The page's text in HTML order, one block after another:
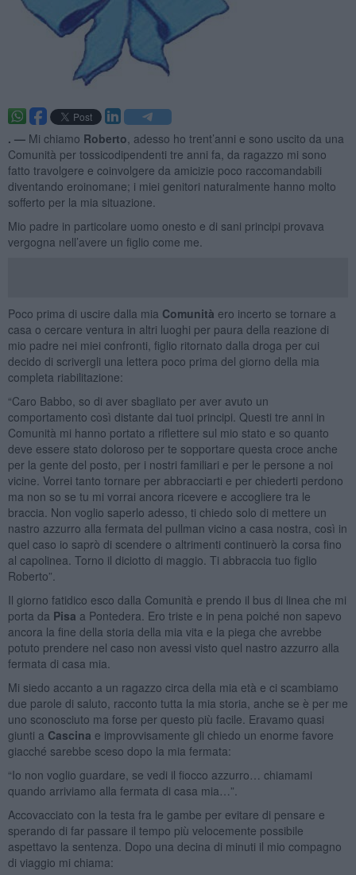
. — Mi chiamo Roberto , adesso ho trent’anni e sono uscito da una
Comunità per tossicodipendenti tre anni fa, da ragazzo mi sono
fatto travolgere e coinvolgere da amicizie poco raccomandabili
diventando eroinomane; i miei genitori naturalmente hanno molto
sofferto per la mia situazione.
Mio padre in particolare uomo onesto e di sani principi provava
vergogna nell’avere un figlio come me.
Poco prima di uscire dalla mia Comunità ero incerto se tornare a
casa o cercare ventura in altri luoghi per paura della reazione di
mio padre nei miei confronti, figlio ritornato dalla droga per cui
decido di scrivergli una lettera poco prima del giorno della mia
completa riabilitazione:
“Caro Babbo, so di aver sbagliato per aver avuto un
comportamento così distante dai tuoi principi. Questi tre anni in
Comunità mi hanno portato a riflettere sul mio stato e so quanto
deve essere stato doloroso per te sopportare questa croce anche
per la gente del posto, per i nostri familiari e per le persone a noi
vicine. Vorrei tanto tornare per abbracciarti e per chiederti perdono
ma non so se tu mi vorrai ancora ricevere e accogliere tra le
braccia. Non voglio saperlo adesso, ti chiedo solo di mettere un
nastro azzurro alla fermata del pullman vicino a casa nostra, così in
quel caso io saprò di scendere o altrimenti continuerò la corsa fino
al capolinea. Torno il diciotto di maggio. Ti abbraccia tuo figlio
Roberto”.
Il giorno fatidico esco dalla Comunità e prendo il bus di linea che mi
porta da Pisa a Pontedera. Ero triste e in pena poiché non sapevo
ancora la fine della storia della mia vita e la piega che avrebbe
potuto prendere nel caso non avessi visto quel nastro azzurro alla
fermata di casa mia.
Mi siedo accanto a un ragazzo circa della mia età e ci scambiamo
due parole di saluto, racconto tutta la mia storia, anche se è per me
uno sconosciuto ma forse per questo più facile. Eravamo quasi
giunti a Cascina e improvvisamente gli chiedo un enorme favore
giacché sarebbe sceso dopo la mia fermata:
“Io non voglio guardare, se vedi il fiocco azzurro… chiamami
quando arriviamo alla fermata di casa mia…”.
Accovacciato con la testa fra le gambe per evitare di pensare e
sperando di far passare il tempo più velocemente possibile
aspettavo la sentenza. Dopo una decina di minuti il mio compagno
di viaggio mi chiama: